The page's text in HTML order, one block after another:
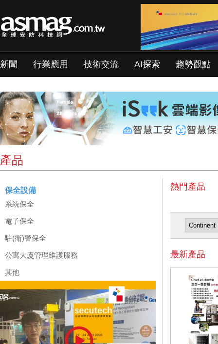
新聞 行業應用 技術交流 AI探索 趨勢觀點
產品
保全設備
系統保全
電子保全
駐(衛)警保全
公寓大廈管理維護服務
其他
熱門產品
最新產品